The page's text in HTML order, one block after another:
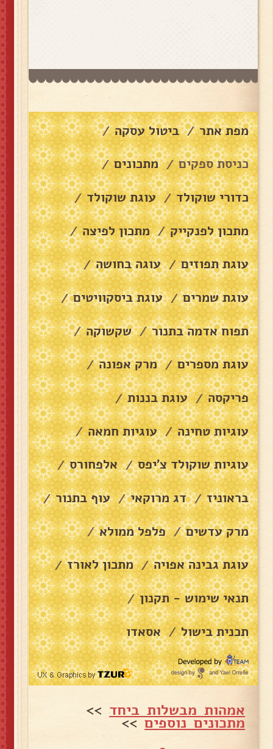
מפת אתר / ביטול עסקה /
כניסת ספקים / מתכונים /
כדורי שוקולד / עוגת שוקולד /
מתכון לפנקייק / מתכון לפיצה /
עוגת תפוזים / עוגה בחושה /
עוגת שמרים / עוגת ביסקוויטים /
תפוח אדמה בתנור / שקשוקה /
עוגת מספרים / מרק אפונה /
פריקסה / עוגת בננות /
עוגיות טחינה / עוגיות חמאה /
עוגיות שוקולד צ׳יפס / אלפחורס /
בראוניז / דג מרוקאי / עוף בתנור /
מרק עדשים / פלפל ממולא /
עוגת גבינה אפויה / מתכון לאורז /
תנאי שימוש - תקנון /
תכנית בישול / אסאדו
אמהות מבשלות ביחד>>
מתכונים נוספים>>